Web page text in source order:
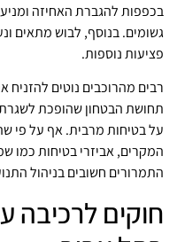
בכפפות להגברת האחיזה
גשומים. בנוסף, לבוש מתאים
פציעות נוספות.
רבים מהרוכבים נוטים
תחושת הבטחון שהופכת
על בטיחות מרבית. אף על פי
המקרים, אביזרי בטיחות כמו
התמרורים חשובים בניהול
חוקים לרכיבה